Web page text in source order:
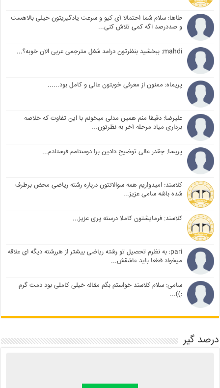
طاها: سلام شما احتمالا آی کیو و سرعت یادگیریتون خیلی بالاهست
و صددرصد اگه کمی تلاش کنی...
mahdi: ببخشید بنظرتون درامد شغل مترجمی عربی الان خوبه؟...
پریماه: ممنون از معرفی خوبتون عالی و کامل بود......
علیرضا: دقیقا منم همین مدلی میخونم با این تفاوت که خلاصه
برداری میاد مرحله آخر به نظرتون...
پریسا: چقدر عالی توضیح دادین برا دوستامم فرستادم...
کلاسند: امیدواریم همه سوالاتتون درباره رشته ریاضی محض برطرف
شده باشه سامی عزیز...
کلاسند: فرمایشتون کاملا درسته پری عزیز...
pari: به نظرم تحصیل تو رشته ریاضی بیشتر از هررشته دیگه ای علاقه
میخواد قطعا باید عاشقش...
سامی: سلام کلاسند خواستم بگم مقاله خیلی کاملی بود دمت گرم
:))...
درصد گیر